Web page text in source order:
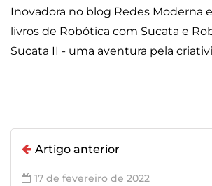
Inovadora no blog Redes Moderna
livros de Robótica com Sucata e
Sucata II - uma aventura pela
Artigo anterior
17 de fevereiro de 2022